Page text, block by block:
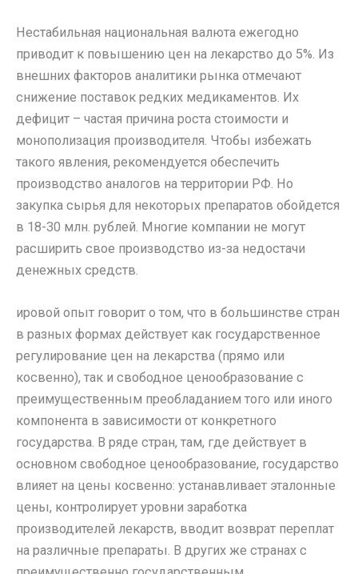
Нестабильная национальная валюта ежегодно
приводит к повышению цен на лекарство до 5%. Из
внешних факторов аналитики рынка отмечают
снижение поставок редких медикаментов. Их
дефицит – частая причина роста стоимости и
монополизация производителя. Чтобы избежать
такого явления, рекомендуется обеспечить
производство аналогов на территории РФ. Но
закупка сырья для некоторых препаратов обойдется
в 18-30 млн. рублей. Многие компании не могут
расширить свое производство из-за недостачи
денежных средств.
ировой опыт говорит о том, что в большинстве стран
в разных формах действует как государственное
регулирование цен на лекарства (прямо или
косвенно), так и свободное ценообразование с
преимущественным преобладанием того или иного
компонента в зависимости от конкретного
государства. В ряде стран, там, где действует в
основном свободное ценообразование, государство
влияет на цены косвенно: устанавливает эталонные
цены, контролирует уровни заработка
производителей лекарств, вводит возврат переплат
на различные препараты. В других же странах с